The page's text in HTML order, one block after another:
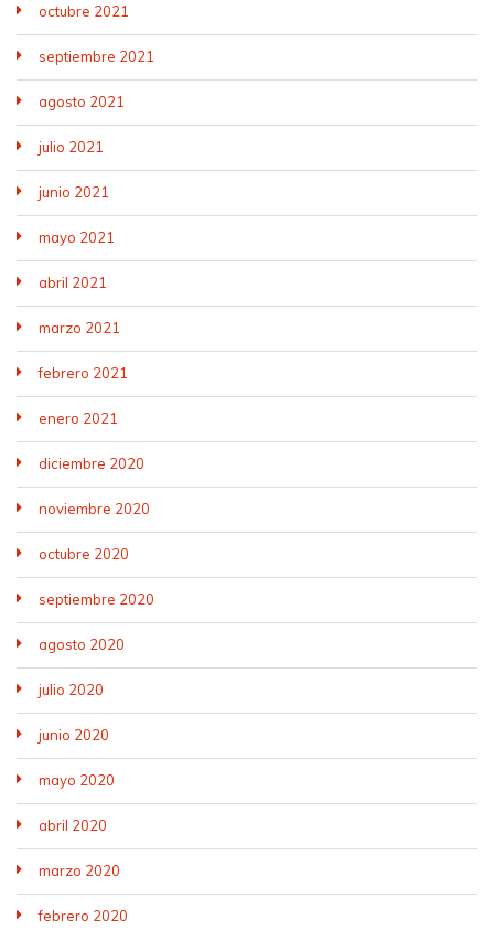
octubre 2021
septiembre 2021
agosto 2021
julio 2021
junio 2021
mayo 2021
abril 2021
marzo 2021
febrero 2021
enero 2021
diciembre 2020
noviembre 2020
octubre 2020
septiembre 2020
agosto 2020
julio 2020
junio 2020
mayo 2020
abril 2020
marzo 2020
febrero 2020